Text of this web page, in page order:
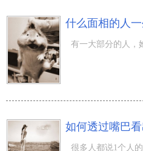
什么面相的人
如何透过嘴巴